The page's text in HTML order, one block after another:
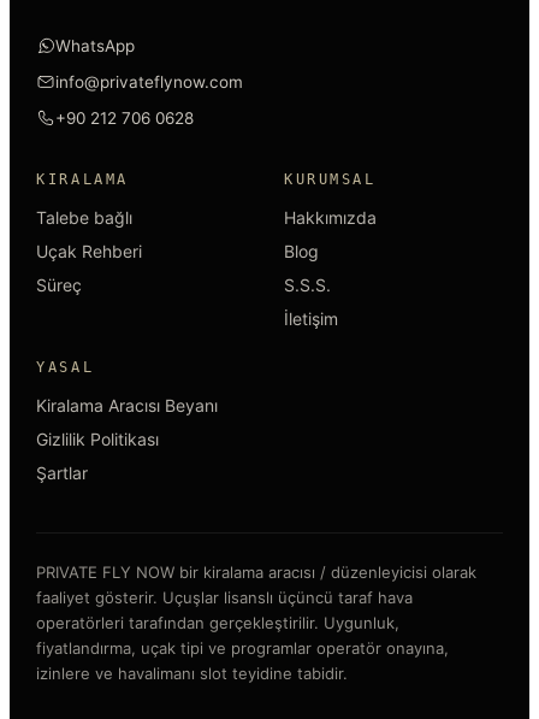
WhatsApp
info@privateflynow.com
+90 212 706 0628
KIRALAMA
Talebe bağlı
Uçak Rehberi
Süreç
KURUMSAL
Hakkımızda
Blog
S.S.S.
İletişim
YASAL
Kiralama Aracısı Beyanı
Gizlilik Politikası
Şartlar
PRIVATE FLY NOW bir kiralama aracısı / düzenleyicisi olarak
faaliyet gösterir. Uçuşlar lisanslı üçüncü taraf hava
operatörleri tarafından gerçekleştirilir. Uygunluk,
fiyatlandırma, uçak tipi ve programlar operatör onayına,
izinlere ve havalimanı slot teyidine tabidir.